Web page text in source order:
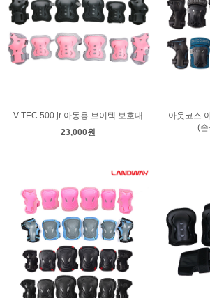
V-TEC 500 jr 아동용 브이텍 보호대
23,000원
아웃코스
(